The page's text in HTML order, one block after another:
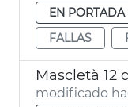
EN PORTADA
FALLAS
Mascletà 12
modificado